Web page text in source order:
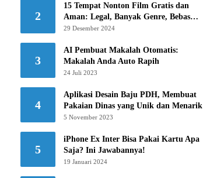
2
15 Tempat Nonton Film Gratis dan
Aman: Legal, Banyak Genre, Bebas
Khawatir!
29 Desember 2024
3
AI Pembuat Makalah Otomatis:
Makalah Anda Auto Rapih
24 Juli 2023
4
Aplikasi Desain Baju PDH, Membuat
Pakaian Dinas yang Unik dan Menarik
5 November 2023
5
iPhone Ex Inter Bisa Pakai Kartu Apa
Saja? Ini Jawabannya!
19 Januari 2024